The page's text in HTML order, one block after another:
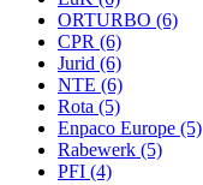
ORTURBO (6)
CPR (6)
Jurid (6)
NTE (6)
Rota (5)
Enpaco Europe (5)
Rabewerk (5)
PFI (4)